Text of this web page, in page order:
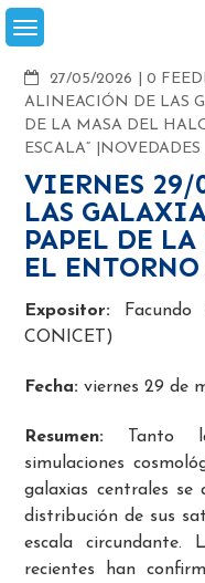
Skip
to
27/05/2026
0
ALINEACIÓN DE LAS
DE LA MASA DEL
ESCALA”
NOVEDADES
VIERNES
LAS
PAPEL DE
EL
Expositor: Facundo
CONICET)
Fecha: viernes 29 de
Resumen: Tanto
simulaciones
galaxias centrales se
distribución de sus
escala circundante.
recientes han